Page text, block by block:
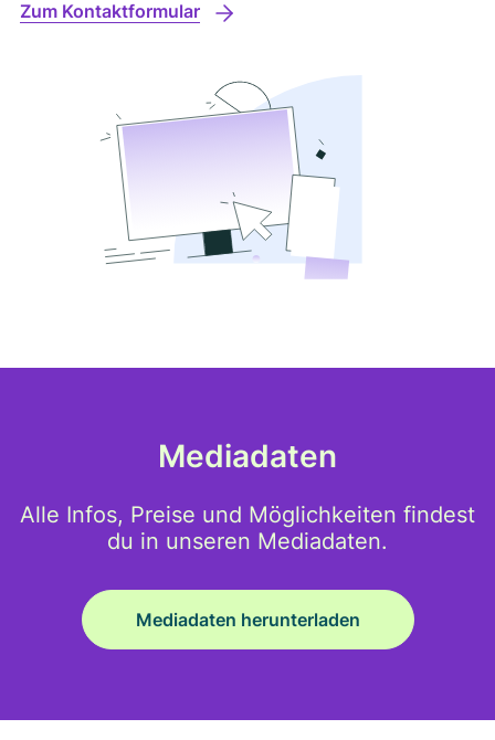
Zum Kontaktformular
Mediadaten
Alle Infos, Preise und Möglichkeiten findest
du in unseren Mediadaten.
Mediadaten herunterladen